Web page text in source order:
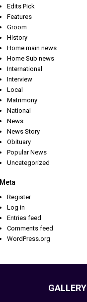
Edits Pick
Features
Groom
History
Home main news
Home Sub news
International
Interview
Local
Matrimony
National
News
News Story
Obituary
Popular News
Uncategorized
Meta
Register
Log in
Entries feed
Comments feed
WordPress.org
GALLERY